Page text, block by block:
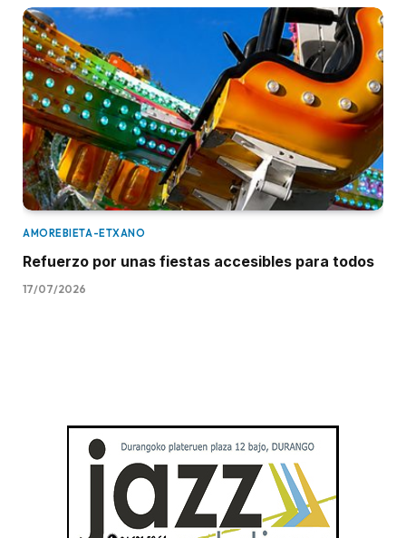
AMOREBIETA-ETXANO
Refuerzo por unas fiestas accesibles para todos
17/07/2026